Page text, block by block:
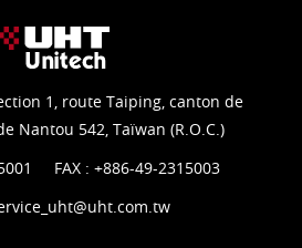
1, route Taiping, canton de
Nantou 542, Taïwan (R.O.C.)
FAX : +886-49-2315003